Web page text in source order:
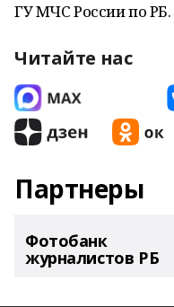
ГУ МЧС России по РБ.
Читайте нас
Партнеры
Фотобанк
журналистов РБ